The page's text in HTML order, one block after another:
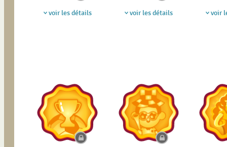
voir les détails voir les détails voir